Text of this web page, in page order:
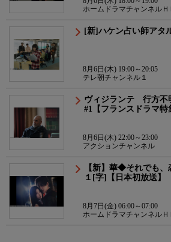
ホームドラマチャンネル
[新]ハケン占い師アタ
8月6日(木) 19:00～20:05
テレ朝チャンネル１
ヴィジランテ 行方不
#1【フランスドラマ特
8月6日(木) 22:00～23:00
アクションチャンネル
【新】華◆それでも
１[字]【日本初放送】
8月7日(金) 06:00～07:00
ホームドラマチャンネル